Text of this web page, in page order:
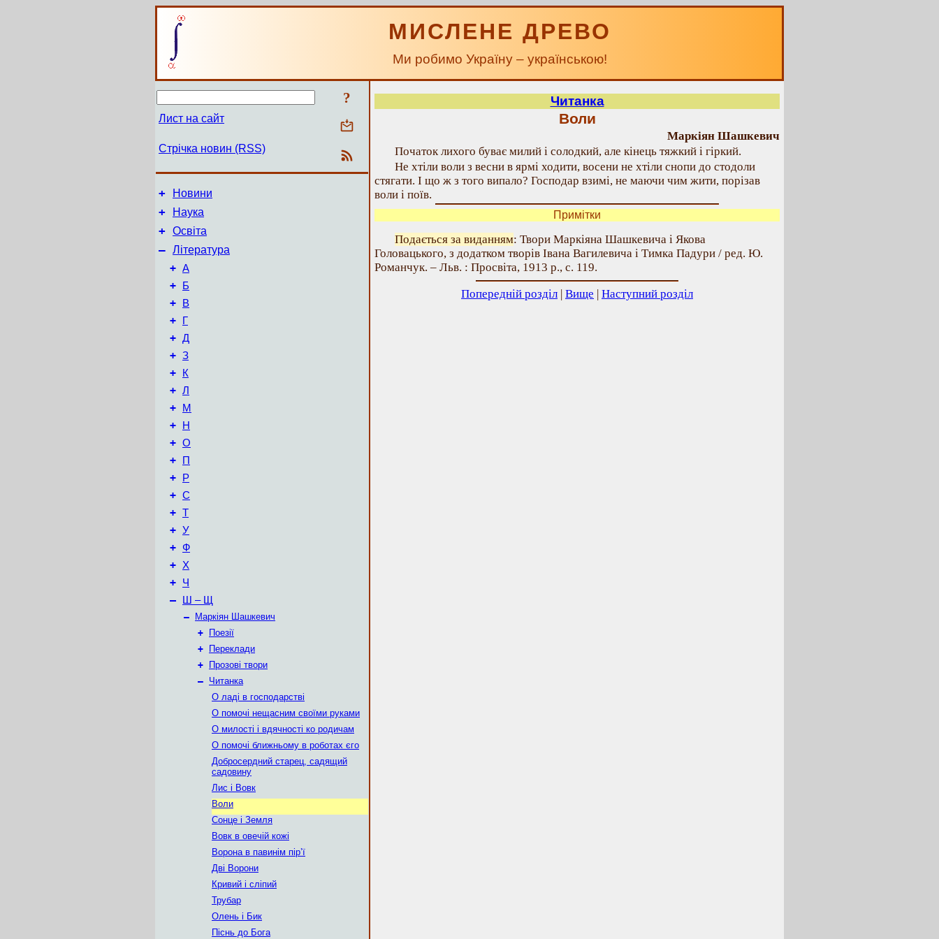
МИСЛЕНЕ ДРЕВО
Ми робимо Україну – українською!
?
Лист на сайт
Стрічка новин (RSS)
+ Новини
+ Наука
+ Освіта
– Література
+ А
+ Б
+ В
+ Г
+ Д
+ З
+ К
+ Л
+ М
+ Н
+ О
+ П
+ Р
+ С
+ Т
+ У
+ Ф
+ Х
+ Ч
– Ш – Щ
–
Маркіян Шашкевич
+
Поезії
+
Переклади
+
Прозові твори
– Читанка
О ладі в господарстві
О помочі нещасним своїми руками
О милості і вдячності ко родичам
О помочі ближньому в роботах єго
Добросердний старец, садящий
садовину
Лис і Вовк
Воли
Сонце і Земля
Вовк в овечій кожі
Ворона в павинім пір’ї
Дві Ворони
Кривий і сліпий
Трубар
Олень і Бик
Піснь до Бога
Читанка
Воли
Маркіян Шашкевич
Початок лихого буває милий і солодкий, але кінець тяжкий і гіркий.
Не хтіли воли з весни в ярмі ходити, восени не хтіли снопи до стодоли
стягати. І що ж з того випало? Господар взимі, не маючи чим жити, порізав
воли і поїв.
Примітки
Подається за виданням: Твори Маркіяна Шашкевича і Якова
Головацького, з додатком творів Івана Вагилевича і Тимка Падури / ред. Ю.
Романчук. – Льв. : Просвіта, 1913 р., с. 119.
Попередній розділ | Вище | Наступний розділ